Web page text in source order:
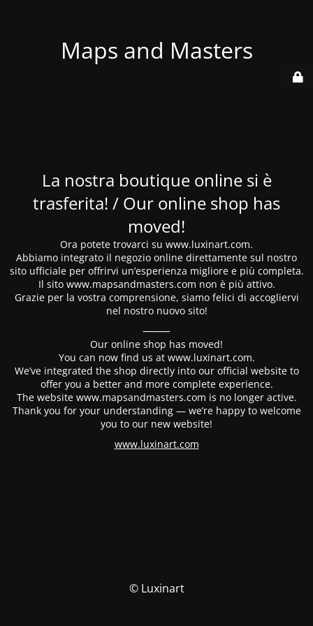
Maps and Masters
La nostra boutique online si è
trasferita! / Our online shop has
moved!
Ora potete trovarci su www.luxinart.com.
Abbiamo integrato il negozio online direttamente sul nostro
sito ufficiale per offrirvi un’esperienza migliore e più completa.
Il sito www.mapsandmasters.com non è più attivo.
Grazie per la vostra comprensione, siamo felici di accogliervi
nel nostro nuovo sito!
⸻
Our online shop has moved!
You can now find us at www.luxinart.com.
We’ve integrated the shop directly into our official website to
offer you a better and more complete experience.
The website www.mapsandmasters.com is no longer active.
Thank you for your understanding — we’re happy to welcome
you to our new website!
www.luxinart.com
© Luxinart